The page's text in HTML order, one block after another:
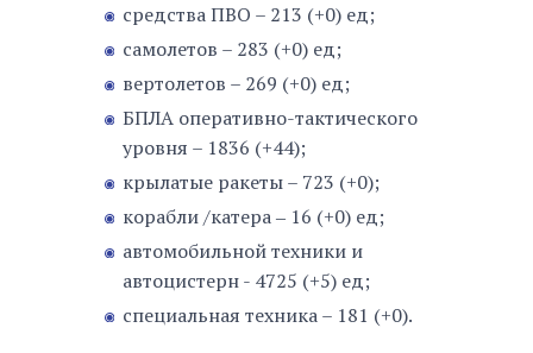
средства ПВО – 213 (+0) ед;
самолетов – 283 (+0) ед;
вертолетов – 269 (+0) ед;
БПЛА оперативно-тактического
уровня – 1836 (+44);
крылатые ракеты – 723 (+0);
корабли /катера ‒ 16 (+0) ед;
автомобильной техники и
автоцистерн - 4725 (+5) ед;
специальная техника – 181 (+0).